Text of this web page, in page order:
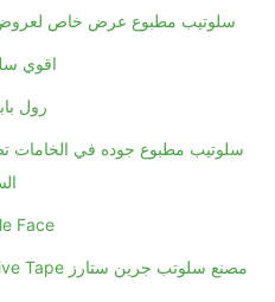
سلوتيب مطبوع عرض خاص
اقوي
رول
سلوتيب مطبوع جوده في الخامات